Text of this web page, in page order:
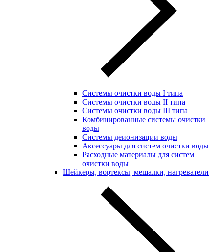
Системы очистки воды I типа
Системы очистки воды II типа
Системы очистки воды III типа
Комбинированные системы очистки
воды
Системы деионизации воды
Аксессуары для систем очистки воды
Расходные материалы для систем
очистки воды
Шейкеры, вортексы, мешалки, нагреватели